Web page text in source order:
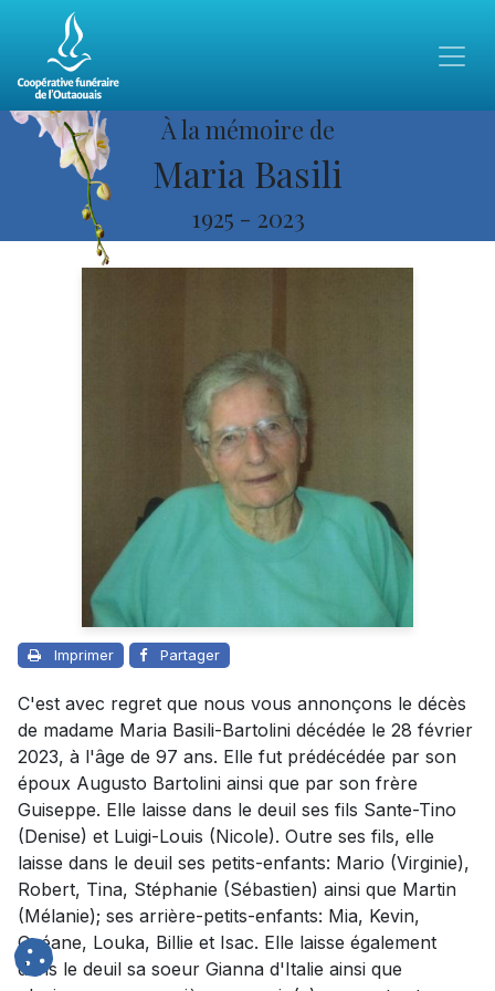
À la mémoire de
Maria Basili
1925 - 2023
Imprimer Partager
C'est avec regret que nous vous annonçons le décès
de madame Maria Basili-Bartolini décédée le 28 février
2023, à l'âge de 97 ans. Elle fut prédécédée par son
époux Augusto Bartolini ainsi que par son frère
Guiseppe. Elle laisse dans le deuil ses fils Sante-Tino
(Denise) et Luigi-Louis (Nicole). Outre ses fils, elle
laisse dans le deuil ses petits-enfants: Mario (Virginie),
Robert, Tina, Stéphanie (Sébastien) ainsi que Martin
(Mélanie); ses arrière-petits-enfants: Mia, Kevin,
Océane, Louka, Billie et Isac. Elle laisse également
dans le deuil sa soeur Gianna d'Italie ainsi que